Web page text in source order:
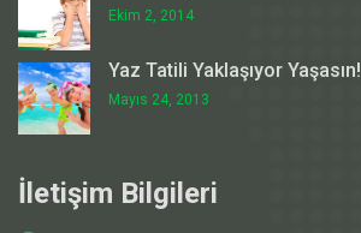
Ekim 2, 2014
Yaz Tatili Yaklaşıyor Yaşasın!
Mayıs 24, 2013
İletişim Bilgileri